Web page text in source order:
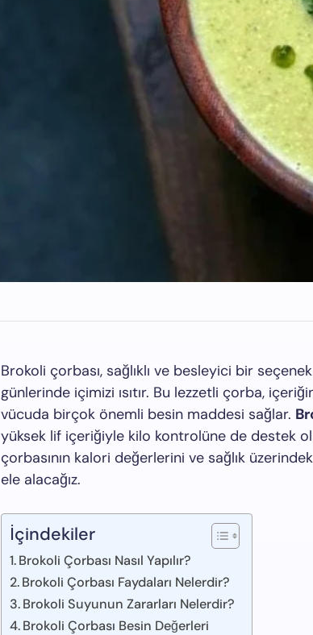
Brokoli çorbası, sağlıklı ve besleyici bir
günlerinde içimizi ısıtır. Bu lezzetli çorba,
vücuda birçok önemli besin maddesi sağlar.
yüksek lif içeriğiyle kilo kontrolüne de destek
çorbasının kalori değerlerini ve sağlık
ele alacağız.
İçindekiler
Brokoli Çorbası Nasıl Yapılır?
Brokoli Çorbası Faydaları Nelerdir?
Brokoli Suyunun Zararları Nelerdir?
Brokoli Çorbası Besin Değerleri